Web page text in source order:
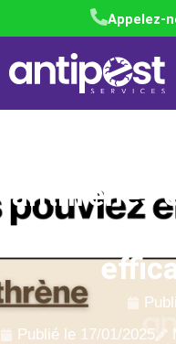
Appelez-
anthrènes
s’en
Publié le 17/01/2025